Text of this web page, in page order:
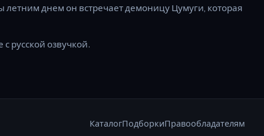
днем он встречает демоницу Цумуги, которая
русской озвучкой.
КаталогПодборкиПравообладателям